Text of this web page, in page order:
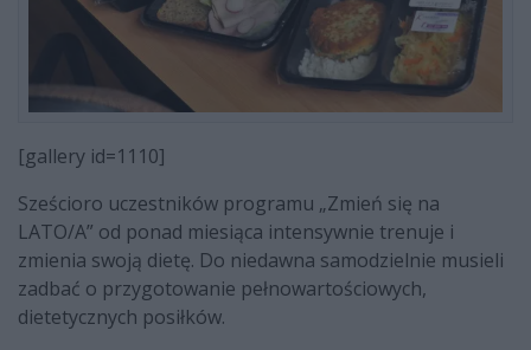
[gallery id=1110]
Sześcioro uczestników programu „Zmień się na
LATO/A” od ponad miesiąca intensywnie trenuje i
zmienia swoją dietę. Do niedawna samodzielnie musieli
zadbać o przygotowanie pełnowartościowych,
dietetycznych posiłków.